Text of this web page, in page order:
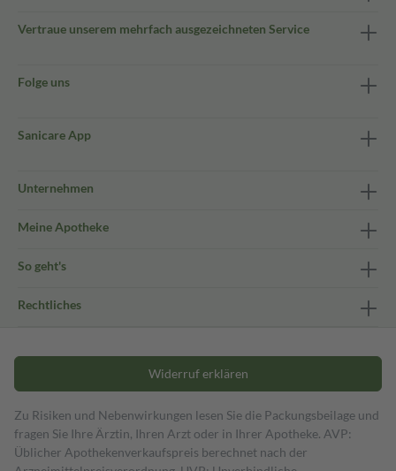
Vertraue unserem mehrfach ausgezeichneten Service
Folge uns
Sanicare App
Unternehmen
Meine Apotheke
So geht's
Rechtliches
Widerruf erklären
Zu Risiken und Nebenwirkungen lesen Sie die Packungsbeilage und
fragen Sie Ihre Ärztin, Ihren Arzt oder in Ihrer Apotheke. AVP:
Üblicher Apothekenverkaufspreis berechnet nach der